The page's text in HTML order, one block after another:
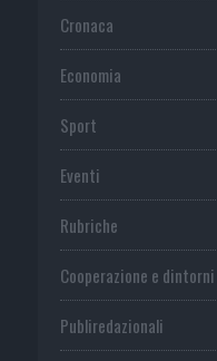
Cronaca
Economia
Sport
Eventi
Rubriche
Cooperazione e dintorni
Publiredazionali